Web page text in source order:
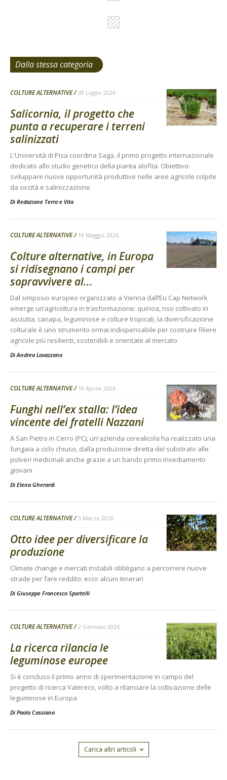
Dalla stessa categoria
COLTURE ALTERNATIVE 30 Luglio 2026
Salicornia, il progetto che
punta a recuperare i terreni
salinizzati
L'Università di Pisa coordina Saga, il primo progetto internazionale
dedicato allo studio genetico della pianta alofita. Obiettivo:
sviluppare nuove opportunità produttive nelle aree agricole colpite
da siccità e salinizzazione
Di Redazione Terra e Vita
COLTURE ALTERNATIVE 19 Maggio 2026
Colture alternative, in Europa
si ridisegnano i campi per
sopravvivere al...
Dal simposio europeo organizzato a Vienna dall’Eu Cap Network
emerge un’agricoltura in trasformazione: quinoa, riso coltivato in
asciutta, canapa, leguminose e colture tropicali, la diversificazione
colturale è uno strumento ormai indispensabile per costruire filiere
agricole più resilienti, sostenibili e orientate al mercato
DiAndrea Lovazzano
COLTURE ALTERNATIVE 10 Aprile 2026
Funghi nell’ex stalla: l’idea
vincente dei fratelli Nazzani
A San Pietro in Cerro (PC), un'azienda cerealicola ha realizzato una
fungaia a ciclo chiuso, dalla produzione diretta del substrato alle
polveri medicinali anche grazie a un bando primo insediamento
giovani
Di Elena Gherardi
COLTURE ALTERNATIVE 5 Marzo 2026
Otto idee per diversificare la
produzione
Climate change e mercati instabili obbligano a percorrere nuove
strade per fare reddito: ecco alcuni itinerari
Di Giuseppe Francesco Sportelli
COLTURE ALTERNATIVE 2 Gennaio 2026
La ricerca rilancia le
leguminose europee
Si è concluso il primo anno di sperimentazione in campo del
progetto di ricerca Valereco, volto a rilanciare la coltivazione delle
leguminose in Europa
Di Paola Cassiano
Carica altri articoli